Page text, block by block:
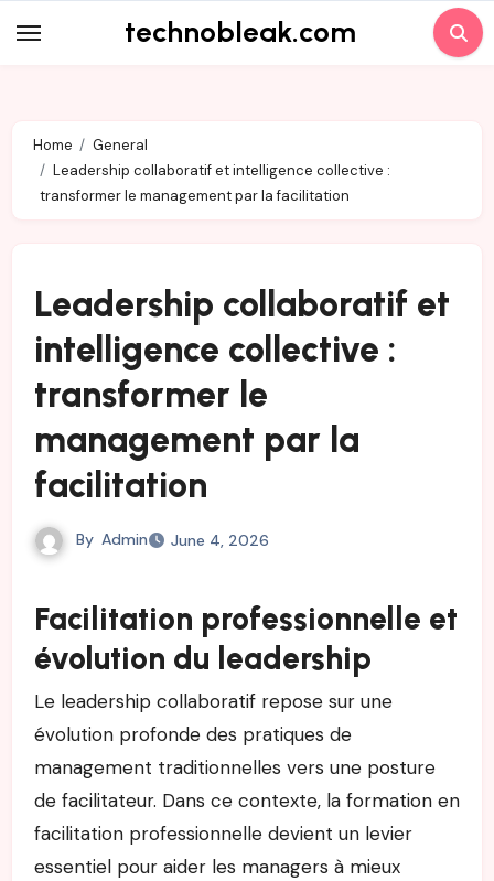
to
technobleak.com
Home
General
Leadership collaboratif et intelligence collective :
transformer le management par la facilitation
Leadership collaboratif et
intelligence collective :
transformer le
management par la
facilitation
By Admin June 4, 2026
Facilitation professionnelle et
évolution du leadership
Le leadership collaboratif repose sur une
évolution profonde des pratiques de
management traditionnelles vers une posture
de facilitateur. Dans ce contexte, la formation en
facilitation professionnelle devient un levier
essentiel pour aider les managers à mieux